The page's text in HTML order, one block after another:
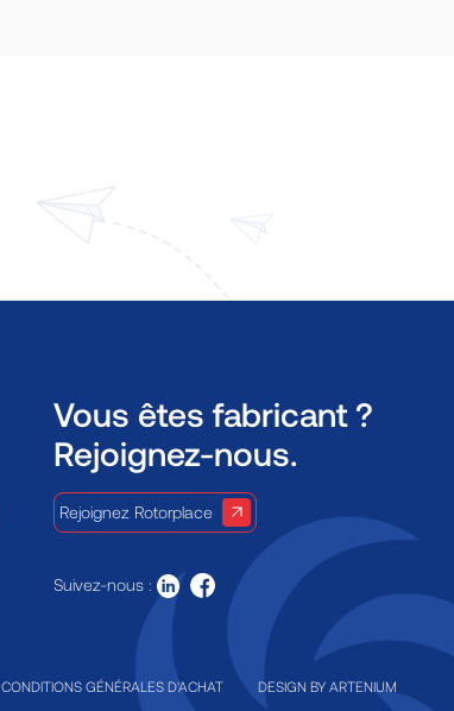
Vous êtes fabricant ?
Rejoignez-nous.
Rejoignez Rotorplace
Suivez-nous :
CONDITIONS GÉNÉRALES D'ACHAT DESIGN BY ARTENIUM